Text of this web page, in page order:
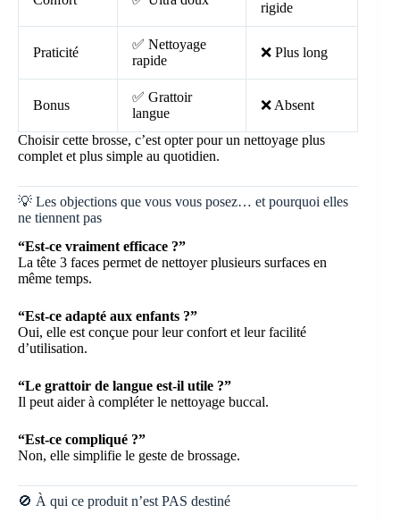
rigide
Praticité
✅ Nettoyage
rapide
❌ Plus long
Bonus
✅ Grattoir
langue
❌ Absent
Choisir cette brosse, c’est opter pour un nettoyage plus
complet et plus simple au quotidien.
💡 Les objections que vous vous posez… et pourquoi elles
ne tiennent pas
“Est-ce vraiment efficace ?”
La tête 3 faces permet de nettoyer plusieurs surfaces en
même temps.
“Est-ce adapté aux enfants ?”
Oui, elle est conçue pour leur confort et leur facilité
d’utilisation.
“Le grattoir de langue est-il utile ?”
Il peut aider à compléter le nettoyage buccal.
“Est-ce compliqué ?”
Non, elle simplifie le geste de brossage.
🚫 À qui ce produit n’est PAS destiné